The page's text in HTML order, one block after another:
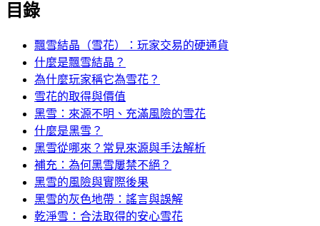
目錄
飄雪結晶（雪花）：玩家交易的硬通貨
什麼是飄雪結晶？
為什麼玩家稱它為雪花？
雪花的取得與價值
黑雪：來源不明、充滿風險的雪花
什麼是黑雪？
黑雪從哪來？常見來源與手法解析
補充：為何黑雪屢禁不絕？
黑雪的風險與實際後果
黑雪的灰色地帶：謠言與誤解
乾淨雪：合法取得的安心雪花